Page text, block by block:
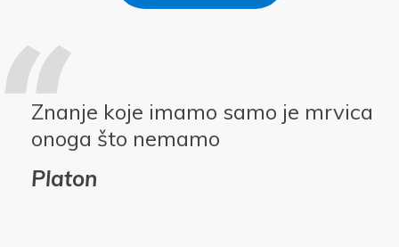
Znanje koje imamo samo je mrvica
onoga što nemamo
Platon